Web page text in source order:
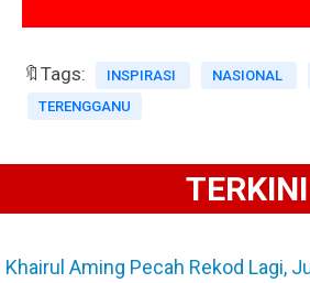
🔖Tags: INSPIRASI NASIONAL
TERENGGANU
TERKINI
Khairul Aming Pecah Rekod Lagi,